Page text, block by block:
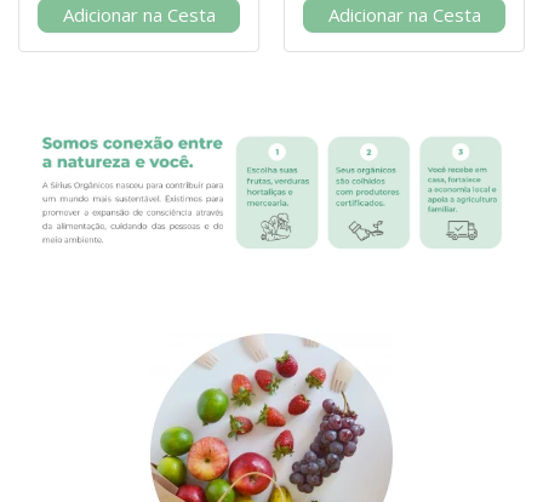
Adicionar na Cesta Adicionar na Cesta